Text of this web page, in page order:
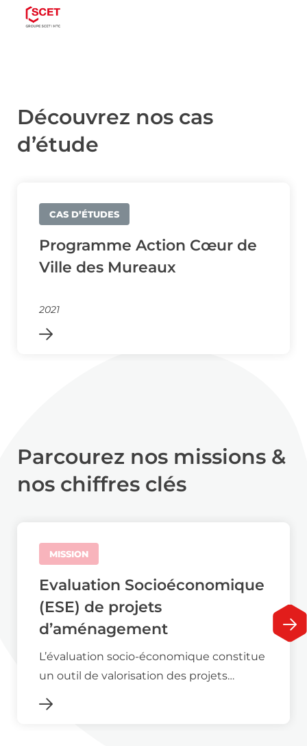
Découvrez nos cas
d’étude
CAS D’ÉTUDES
Programme Action Cœur de
Ville des Mureaux
2021
Parcourez nos missions &
nos chiffres clés
MISSION
Evaluation Socioéconomique
(ESE) de projets
d’aménagement
L’évaluation socio-économique constitue
un outil de valorisation des projets…